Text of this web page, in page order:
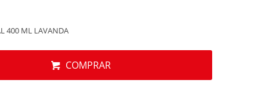
400 ML LAVANDA
COMPRAR